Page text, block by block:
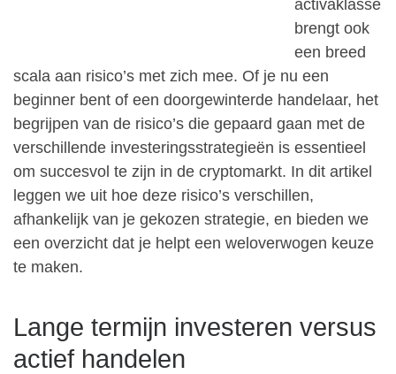
activaklasse
brengt ook
een breed
scala aan risico’s met zich mee. Of je nu een
beginner bent of een doorgewinterde handelaar, het
begrijpen van de risico’s die gepaard gaan met de
verschillende investeringsstrategieën is essentieel
om succesvol te zijn in de cryptomarkt. In dit artikel
leggen we uit hoe deze risico’s verschillen,
afhankelijk van je gekozen strategie, en bieden we
een overzicht dat je helpt een weloverwogen keuze
te maken.
Lange termijn investeren versus
actief handelen